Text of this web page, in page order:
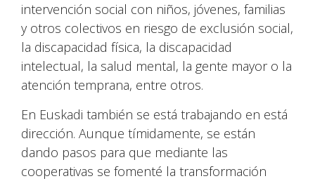
intervención social con niños, jóvenes, familias
y otros colectivos en riesgo de exclusión social,
la discapacidad física, la discapacidad
intelectual, la salud mental, la gente mayor o la
atención temprana, entre otros.
En Euskadi también se está trabajando en está
dirección. Aunque tímidamente, se están
dando pasos para que mediante las
cooperativas se fomenté la transformación